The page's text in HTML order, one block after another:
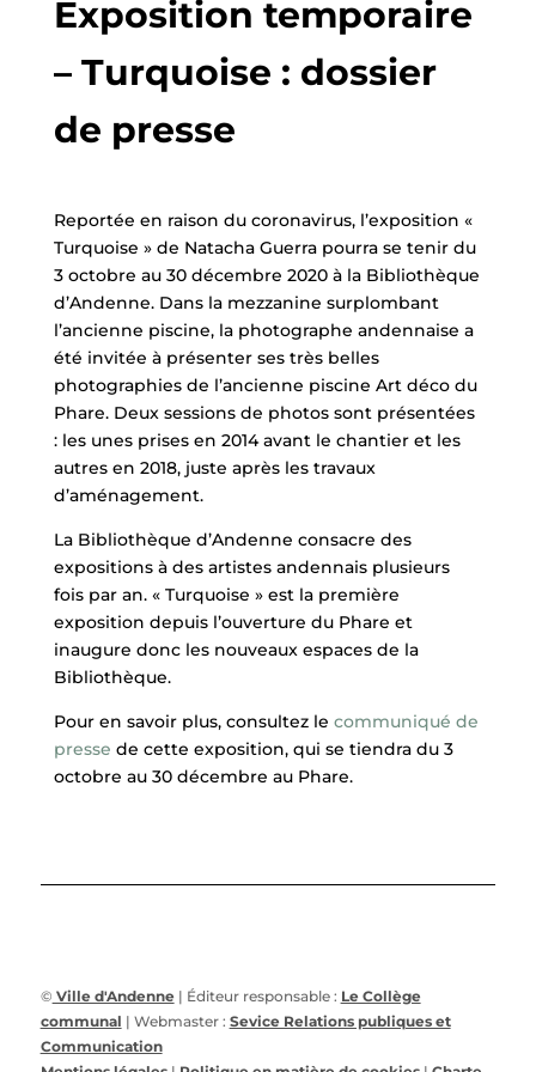
Exposition temporaire
– Turquoise : dossier
de presse
Reportée en raison du coronavirus, l’exposition «
Turquoise » de Natacha Guerra pourra se tenir du
3 octobre au 30 décembre 2020 à la Bibliothèque
d’Andenne. Dans la mezzanine surplombant
l’ancienne piscine, la photographe andennaise a
été invitée à présenter ses très belles
photographies de l’ancienne piscine Art déco du
Phare. Deux sessions de photos sont présentées
: les unes prises en 2014 avant le chantier et les
autres en 2018, juste après les travaux
d’aménagement.
La Bibliothèque d’Andenne consacre des
expositions à des artistes andennais plusieurs
fois par an. « Turquoise » est la première
exposition depuis l’ouverture du Phare et
inaugure donc les nouveaux espaces de la
Bibliothèque.
Pour en savoir plus, consultez le communiqué de
presse de cette exposition, qui se tiendra du 3
octobre au 30 décembre au Phare.
© Ville d'Andenne| Éditeur responsable : Le Collège
communal | Webmaster : Sevice Relations publiques et
Communication